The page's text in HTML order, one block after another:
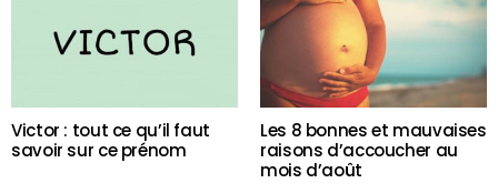
Victor : tout ce qu’il faut
savoir sur ce prénom
Les 8 bonnes et mauvaises
raisons d’accoucher au
mois d’août